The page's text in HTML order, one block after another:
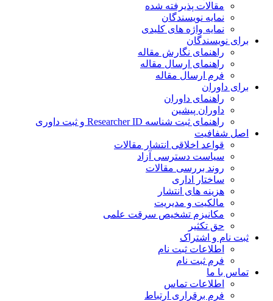
مقالات پذیرفته شده
نمایه نویسندگان
نمایه واژه های کلیدی
نویسندگان
راهنمای نگارش مقاله
راهنمای ارسال مقاله
فرم ارسال مقاله
داوران
راهنمای داوران
داوران پیشین
راهنمای ثبت شناسه Researcher ID و ثبت داوری
شفافیت
قواعد اخلاقی انتشار مقالات
سیاست دسترسی آزاد
روند بررسی مقالات
ساختار اداری
هزینه های انتشار
مالکیت و مدیریت
ﻣﮑﺎﻧﯿﺰم ﺗﺸﺨﯿﺺ ﺳﺮﻗﺖ ﻋﻠﻤﯽ
حق تکثیر
نام و اشتراک
اطلاعات ثبت نام
فرم ثبت نام
با ما
اطلاعات تماس
فرم برقراری ارتباط